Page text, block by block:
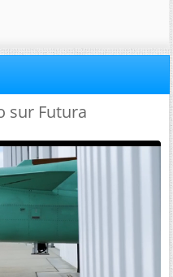
sur Futura